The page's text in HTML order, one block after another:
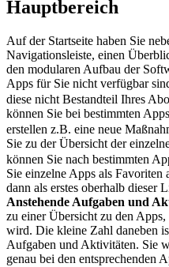
Hauptbereich
Auf der Startseite haben Sie
Navigationsleiste, einen
den modularen Aufbau der
Apps für Sie nicht verfügbar
diese nicht Bestandteil Ihres
können Sie bei bestimmten
erstellen z.B. eine neue
Sie zu der Übersicht der
können Sie nach bestimmten
Sie einzelne Apps als Favoriten
dann als erstes oberhalb dieser
Anstehende Aufgaben und
zu einer Übersicht zu den
wird. Die kleine Zahl daneben
Aufgaben und Aktivitäten. Sie
genau bei den entsprechenden